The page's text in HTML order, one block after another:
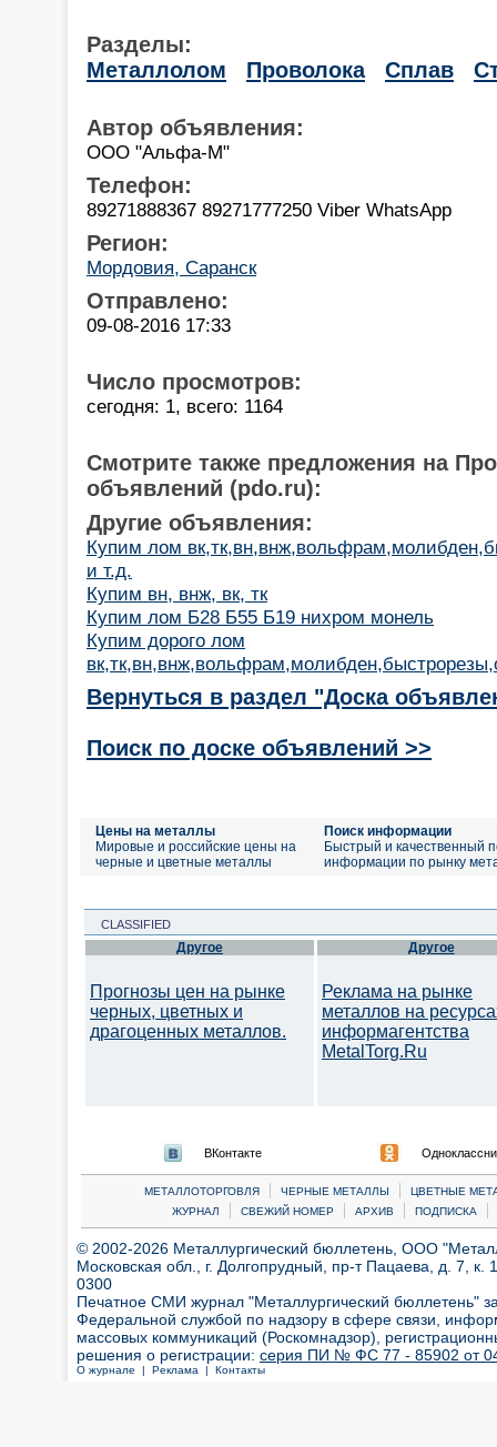
Разделы:
Металлолом
Проволока Сплав
Автор объявления:
ООО "Альфа-М"
Телефон:
89271888367 89271777250 Viber WhatsApp
Регион:
Мордовия, Саранск
Отправлено:
09-08-2016 17:33
Число просмотров:
сегодня: 1, всего: 1164
Смотрите также предложения на
объявлений (pdo.ru):
Другие объявления:
Купим лом
и т.д.
Купим вн, внж, вк, тк
Купим лом Б28 Б55 Б19 нихром монель
Купим дорого лом
Вернуться в раздел "Доска
Поиск по доске объявлений >>
Цены на металлы
Мировые и российские цены на
черные и цветные металлы
Поиск информации
Быстрый и качественный
информации по рынку
CLASSIFIED
Другое
Прогнозы цен на рынке
черных, цветных и
драгоценных металлов.
Другое
Реклама на рынке
металлов на
информагентства
MetalTorg.Ru
ВКонтакте
МЕТАЛЛОТОРГОВЛЯ | ЧЕРНЫЕ МЕТАЛЛЫ |
ЦВЕТНЫЕ
ЖУРНАЛ
| СВЕЖИЙ НОМЕР | АРХИВ | ПОДПИСКА |
© 2002-2026 Металлургический бюллетень, ООО
Московская обл., г. Долгопрудный, пр-т Пацаева, д. 7,
0300
Печатное СМИ журнал "Металлургический бюллетень"
Федеральной службой по надзору в сфере связи,
массовых коммуникаций (Роскомнадзор),
решения о регистрации: серия ПИ № ФС 77 - 85902 от 04
О журнале | Реклама | Контакты